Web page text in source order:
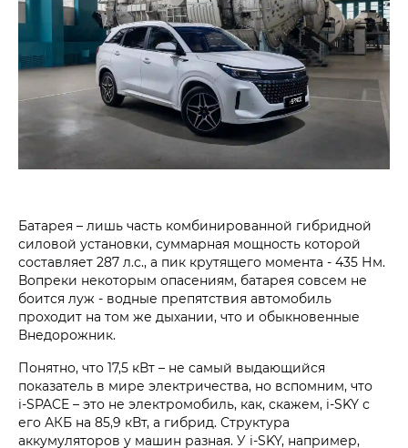
Батарея – лишь часть комбинированной гибридной
силовой установки, суммарная мощность которой
составляет 287 л.с., а пик крутящего момента - 435 Нм.
Вопреки некоторым опасениям, батарея совсем не
боится луж - водные препятствия автомобиль
проходит на том же дыхании, что и обыкновенные
Внедорожник.
Понятно, что 17,5 кВт – не самый выдающийся
показатель в мире электричества, но вспомним, что
i‑SPACE – это не электромобиль, как, скажем, i‑SKY с
его АКБ на 85,9 кВт, а гибрид. Структура
аккумуляторов у машин разная. У i‑SKY, например,